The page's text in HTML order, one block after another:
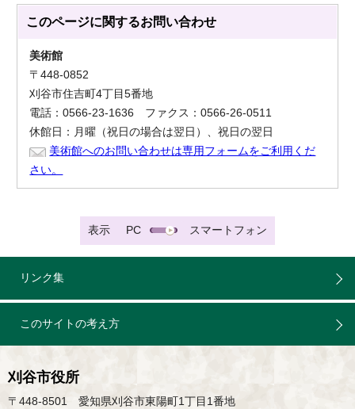
このページに関するお問い合わせ
美術館
〒448-0852
刈谷市住吉町4丁目5番地
電話：0566-23-1636 ファクス：0566-26-0511
休館日：月曜（祝日の場合は翌日）、祝日の翌日
美術館へのお問い合わせは専用フォームをご利用くだ
さい。
表示 PC スマートフォン
リンク集
このサイトの考え方
刈谷市役所
〒448-8501 愛知県刈谷市東陽町1丁目1番地